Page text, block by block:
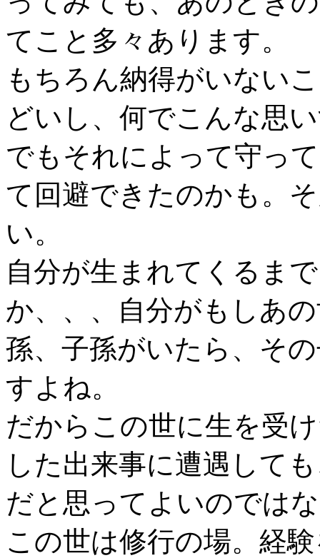
てこと多々あります。
もちろん納得がいない
どいし、何でこんな思
でもそれによって守っ
て回避できたのかも。
い。
自分が生まれてくるま
か、、、自分がもしあ
孫、子孫がいたら、そ
すよね。
だからこの世に生を受
した出来事に遭遇して
だと思ってよいのでは
この世は修行の場。経